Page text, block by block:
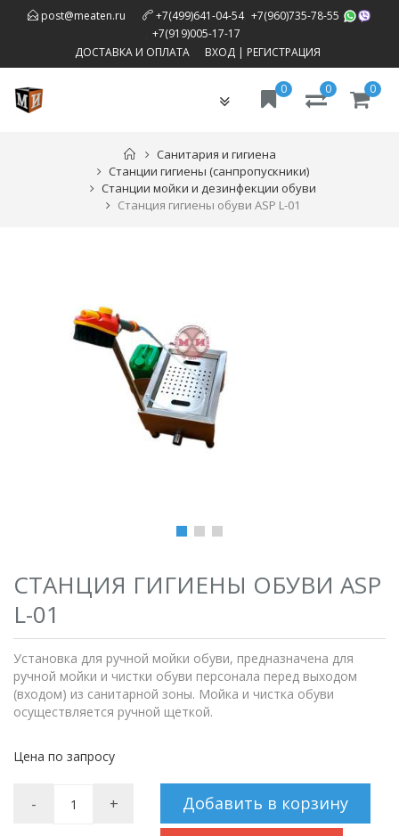
post@meaten.ru +7(499)641-04-54, +7(960)735-78-55
+7(919)005-17-17
ДОСТАВКА И ОПЛАТА
ВХОД| РЕГИСТРАЦИЯ
Toggle
0
0
0
Санитария и гигиена
Станции гигиены (санпропускники)
Станции мойки и дезинфекции обуви
Станция гигиены обуви ASP L-01
СТАНЦИЯ ГИГИЕНЫ ОБУВИ ASP
L-01
Установка для ручной мойки обуви, предназначена для
ручной мойки и чистки обуви персонала перед выходом
(входом) из санитарной зоны. Мойка и чистка обуви
осуществляется ручной щеткой.
Цена по запросу
- + Добавить в корзину